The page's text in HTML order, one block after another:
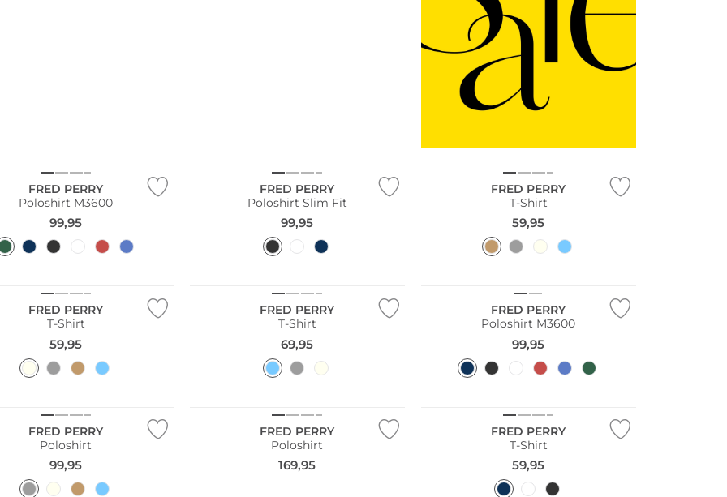
FRED PERRY
Poloshirt M3600
99,95
FRED PERRY
Poloshirt Slim Fit
99,95
FRED PERRY
T-Shirt
59,95
FRED PERRY
T-Shirt
59,95
FRED PERRY
T-Shirt
69,95
FRED PERRY
Poloshirt M3600
99,95
FRED PERRY
Poloshirt
99,95
FRED PERRY
Poloshirt
169,95
FRED PERRY
T-Shirt
59,95